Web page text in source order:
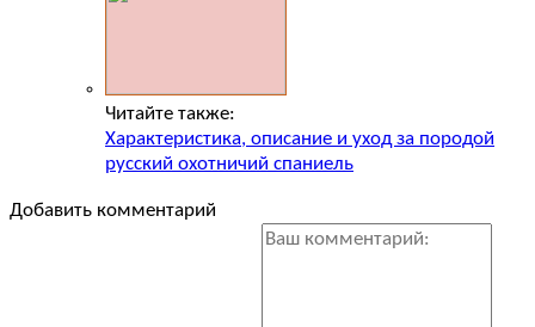
Читайте также:
Характеристика, описание и уход за породой
русский охотничий спаниель
Добавить комментарий